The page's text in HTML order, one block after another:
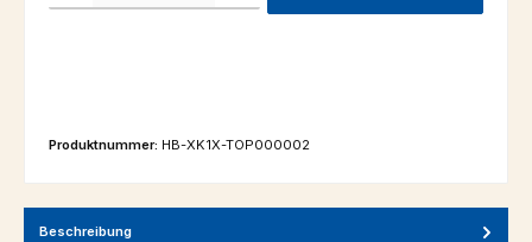
Produktnummer: HB-XK1X-TOP000002
Beschreibung